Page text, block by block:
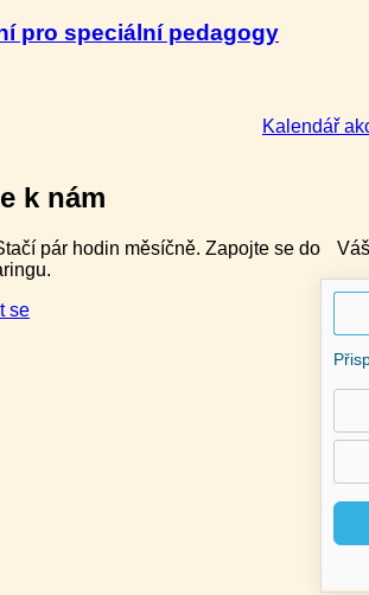
pro speciální pedagogy
Kalendář
k nám
pár hodin měsíčně. Zapojte se do
se